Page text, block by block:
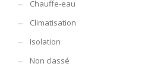
Chauffe-eau
Climatisation
Isolation
Non classé